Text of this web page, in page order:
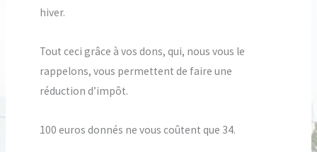
hiver.
Tout ceci grâce à vos dons, qui, nous vous le
rappelons, vous permettent de faire une
réduction d’impôt.
100 euros donnés ne vous coûtent que 34.